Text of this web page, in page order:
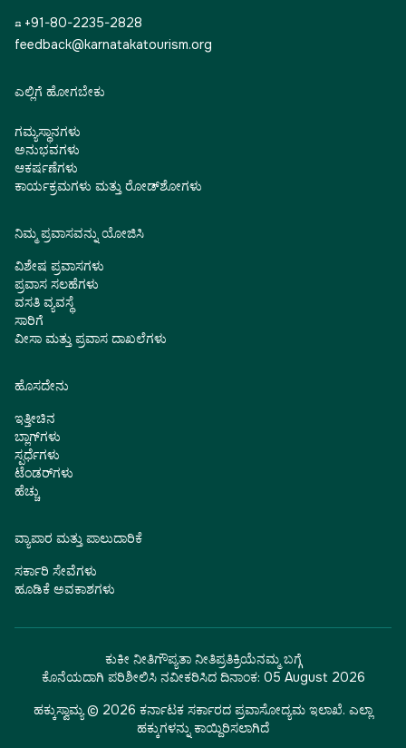
☎ +91-80-2235-2828
feedback@karnatakatourism.org
ಎಲ್ಲಿಗೆ ಹೋಗಬೇಕು
ಗಮ್ಯಸ್ಥಾನಗಳು
ಅನುಭವಗಳು
ಆಕರ್ಷಣೆಗಳು
ಕಾರ್ಯಕ್ರಮಗಳು ಮತ್ತು ರೋಡ್‌ಶೋಗಳು
ನಿಮ್ಮ ಪ್ರವಾಸವನ್ನು ಯೋಜಿಸಿ
ವಿಶೇಷ ಪ್ರವಾಸಗಳು
ಪ್ರವಾಸ ಸಲಹೆಗಳು
ವಸತಿ ವ್ಯವಸ್ಥೆ
ಸಾರಿಗೆ
ವೀಸಾ ಮತ್ತು ಪ್ರವಾಸ ದಾಖಲೆಗಳು
ಹೊಸದೇನು
ಇತ್ತೀಚಿನ
ಬ್ಲಾಗ್‌ಗಳು
ಸ್ಪರ್ಧೆಗಳು
ಟೆಂಡರ್‌ಗಳು
ಹೆಚ್ಚು
ವ್ಯಾಪಾರ ಮತ್ತು ಪಾಲುದಾರಿಕೆ
ಸರ್ಕಾರಿ ಸೇವೆಗಳು
ಹೂಡಿಕೆ ಅವಕಾಶಗಳು
ಕುಕೀ ನೀತಿಗೌಪ್ಯತಾ ನೀತಿಪ್ರತಿಕ್ರಿಯೆನಮ್ಮ ಬಗ್ಗೆ
ಕೊನೆಯದಾಗಿ ಪರಿಶೀಲಿಸಿ ನವೀಕರಿಸಿದ ದಿನಾಂಕ: 05 August 2026
ಹಕ್ಕುಸ್ವಾಮ್ಯ © 2026 ಕರ್ನಾಟಕ ಸರ್ಕಾರದ ಪ್ರವಾಸೋದ್ಯಮ ಇಲಾಖೆ. ಎಲ್ಲಾ
ಹಕ್ಕುಗಳನ್ನು ಕಾಯ್ದಿರಿಸಲಾಗಿದೆ